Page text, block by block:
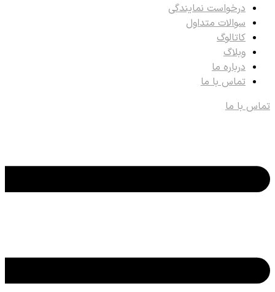
درخواست نمایندگی
سوالات متداول
کاتالوگ
وبلاگ
درباره ما
تماس با ما
تماس با ما